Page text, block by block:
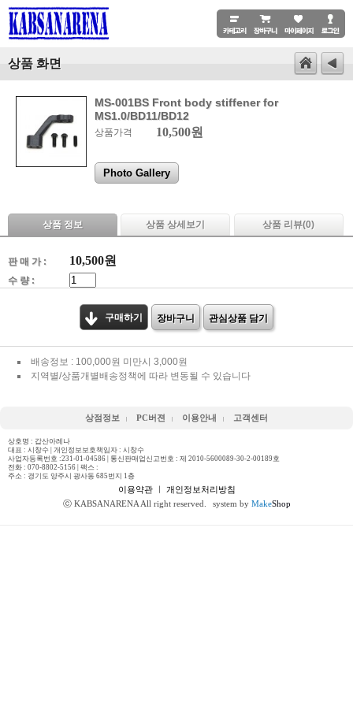
상품 화면
MS-001BS Front body stiffener for
MS1.0/BD11/BD12
상품가격 10,500원
Photo Gallery
상품 정보 상품 상세보기 상품 리뷰(0)
판 매 가 : 10,500원
수 량 :
구매하기 장바구니 관심상품 담기
배송정보 : 100,000원 미만시 3,000원
지역별/상품개별배송정책에 따라 변동될 수 있습니다
상점정보 PC버젼 이용안내 고객센터
상호명 : 갑산아레나
대표 : 시창수 | 개인정보보호책임자 : 시창수
사업자등록번호 :231-01-04586 | 통신판매업신고번호 : 제 2010-5600089-30-2-00189호
전화 : 070-8802-5156 | 팩스 :
주소 : 경기도 양주시 광사동 685번지 1층
이용약관ㅣ 개인정보처리방침
ⓒ KABSANARENA All right reserved.
system by MakeShop